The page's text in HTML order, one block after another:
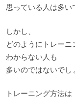
思っている人は多い
しかし、
どのようにトレーニ
わからない人も
多いのではないでし
トレーニング方法は